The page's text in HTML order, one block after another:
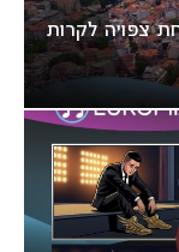
המארחת צפויה לקרות